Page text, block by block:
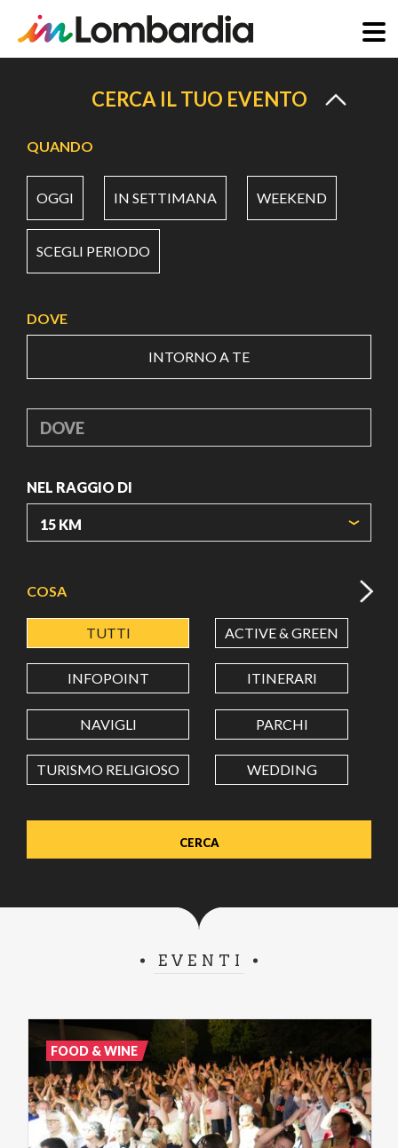
principale
CERCA IL TUO EVENTO
QUANDO
OGGI IN SETTIMANA WEEKEND
SCEGLI PERIODO
DOVE
INTORNO A TE
DOVE
NEL RAGGIO DI
LATITUDINE
LONGITUDINE
Value in decimal degrees. Use dot (.) as decimal separator.
COSA
TUTTI ACTIVE & GREEN
INFOPOINT ITINERARI
NAVIGLI PARCHI
TURISMO RELIGIOSO WEDDING
EVENTI
FOOD & WINE